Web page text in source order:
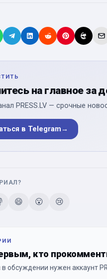
на главное за
PRESS.LV — срочные
в Telegram→
😄 😮 😢
кто
обсуждении нужен аккаунт